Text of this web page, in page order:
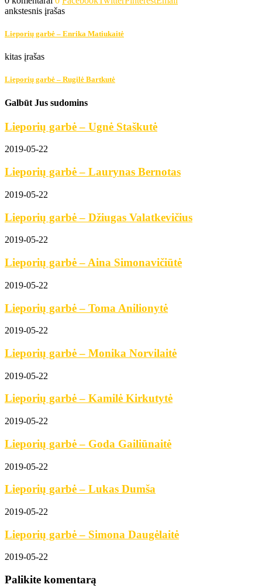
ankstesnis įrašas
Lieporių garbė – Enrika Matiukaitė
kitas įrašas
Lieporių garbė – Rugilė Bartkutė
Galbūt Jus sudomins
Lieporių garbė – Ugnė Staškutė
2019-05-22
Lieporių garbė – Laurynas Bernotas
2019-05-22
Lieporių garbė – Džiugas Valatkevičius
2019-05-22
Lieporių garbė – Aina Simonavičiūtė
2019-05-22
Lieporių garbė – Toma Anilionytė
2019-05-22
Lieporių garbė – Monika Norvilaitė
2019-05-22
Lieporių garbė – Kamilė Kirkutytė
2019-05-22
Lieporių garbė – Goda Gailiūnaitė
2019-05-22
Lieporių garbė – Lukas Dumša
2019-05-22
Lieporių garbė – Simona Daugėlaitė
2019-05-22
Palikite komentarą